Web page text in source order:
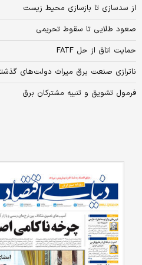
از سدسازی تا بازسازی محیط زیست
صعود طلایی تا سقوط تحریمی
حمایت اتاق از حل FATF
ناترازی‌‌‌ صنعت برق میراث دولت‌‌‌های
فرمول تشویق و تنبیه مشترکان برق